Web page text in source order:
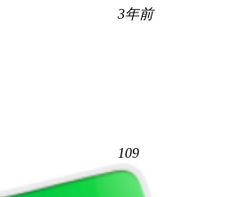
3年前
109